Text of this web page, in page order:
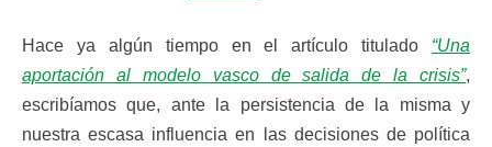
Hace ya algún tiempo en el artículo titulado “Una
aportación al modelo vasco de salida de la crisis”,
escribíamos que, ante la persistencia de la misma y
nuestra escasa influencia en las decisiones de política